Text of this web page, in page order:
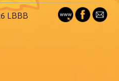
LBBB